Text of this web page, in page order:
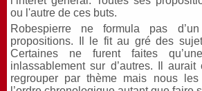
ou l'autre de ces buts.
Robespierre ne formula pas
propositions. Il le fit au gré des
Certaines ne furent faites
inlassablement sur d’autres. Il
regrouper par thème mais nous les